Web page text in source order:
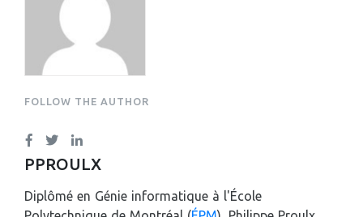
FOLLOW THE AUTHOR
PPROULX
Diplômé en Génie informatique à l'École